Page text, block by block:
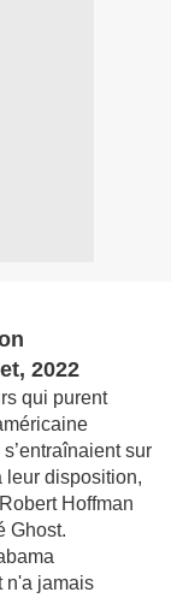
2022
qui purent
sur
leur disposition,
Hoffman
Ghost.
n'a jamais